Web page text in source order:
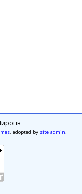
, adopted by site admin.